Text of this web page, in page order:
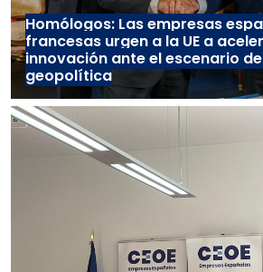
Homólogos: Las empresas
francesas urgen a la UE a
innovación ante el escenario
geopolítica